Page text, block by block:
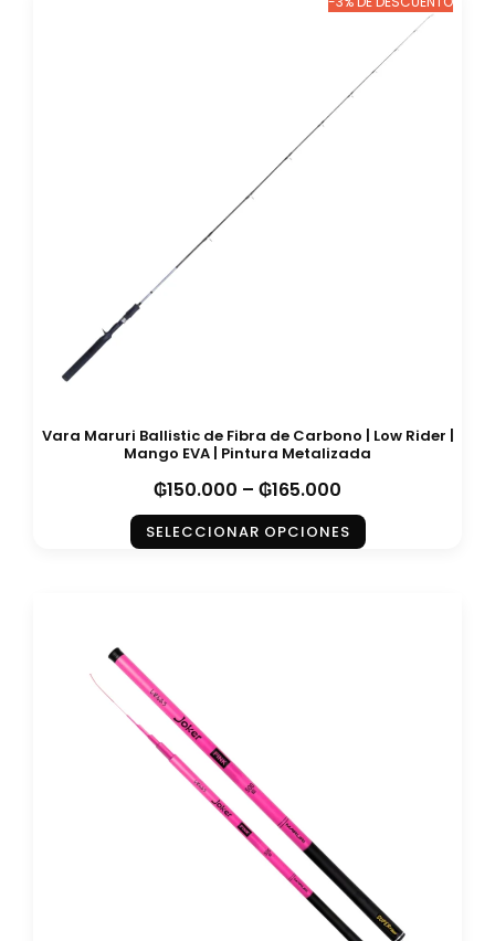
Vara Maruri Ballistic de Fibra de Carbono | Low Rider |
Mango EVA | Pintura Metalizada
₲150.000 – ₲165.000
SELECCIONAR OPCIONES